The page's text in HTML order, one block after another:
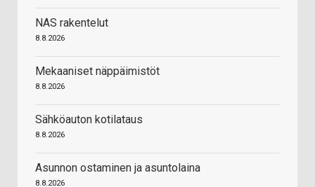
NAS rakentelut
8.8.2026
Mekaaniset näppäimistöt
8.8.2026
Sähköauton kotilataus
8.8.2026
Asunnon ostaminen ja asuntolaina
8.8.2026